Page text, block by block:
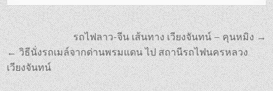
รถไฟลาว-จีน เส้นทาง เวียงจันทน์ – คุนหมิง →
← วิธีนั่งรถเมล์จากด่านพรมแดน ไป สถานีรถไฟนครหลวง
เวียงจันทน์